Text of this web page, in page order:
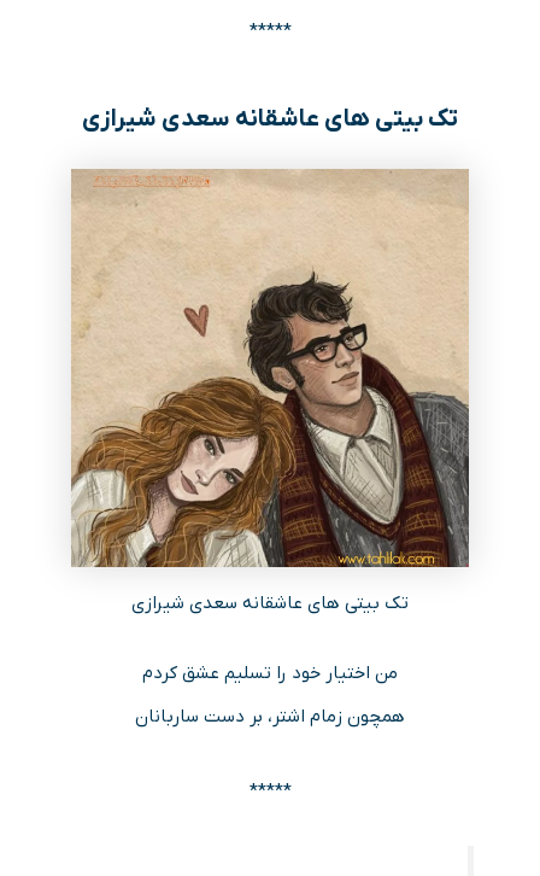
*****
تک بیتی های عاشقانه سعدی شیرازی
تک بیتی های عاشقانه سعدی شیرازی
من اختیار خود را تسلیم عشق کردم
همچون زمام اشتر، بر دست ساربانان
*****